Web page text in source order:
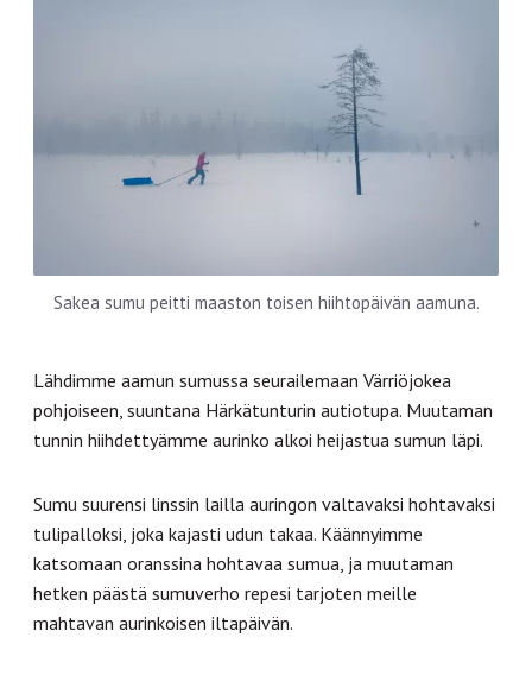
Sakea sumu peitti maaston toisen hiihtopäivän aamuna.
Lähdimme aamun sumussa seurailemaan Värriöjokea
pohjoiseen, suuntana Härkätunturin autiotupa. Muutaman
tunnin hiihdettyämme aurinko alkoi heijastua sumun läpi.
Sumu suurensi linssin lailla auringon valtavaksi hohtavaksi
tulipalloksi, joka kajasti udun takaa. Käännyimme
katsomaan oranssina hohtavaa sumua, ja muutaman
hetken päästä sumuverho repesi tarjoten meille
mahtavan aurinkoisen iltapäivän.